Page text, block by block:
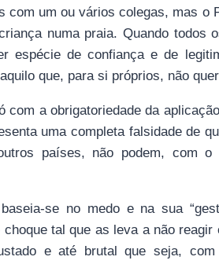
com um ou vários colegas, mas o
numa praia. Quando todos
espécie de confiança e de
que, para si próprios, não
a obrigatoriedade da
uma completa falsidade de
países, não podem, com o
se no medo e na sua
tal que as leva a não
e até brutal que seja,